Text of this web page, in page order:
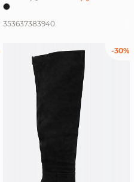
353637383940
-30%